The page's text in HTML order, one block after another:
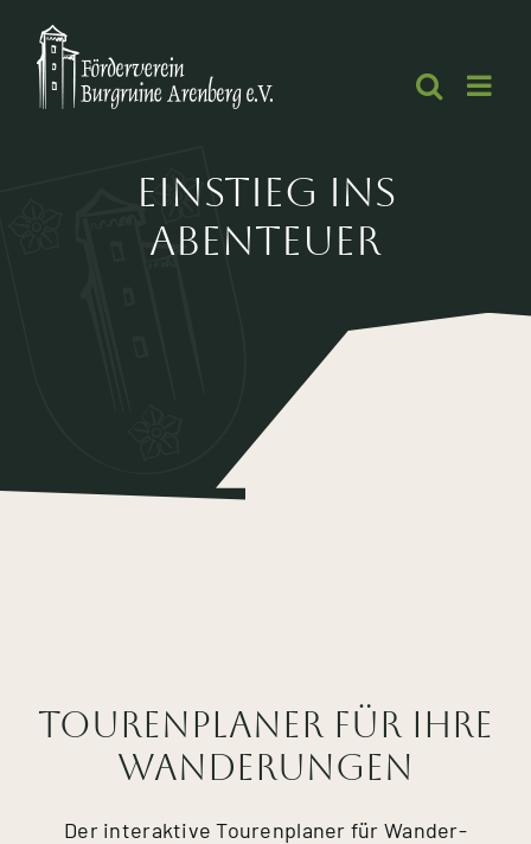
Inhalt
springen
Einstieg ins
Abenteuer
Tourenplaner für Ihre
Wanderungen
Der interaktive Tourenplaner für Wander-